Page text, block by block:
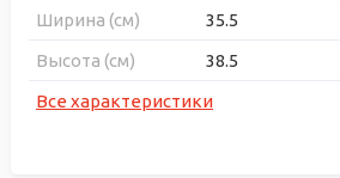
Ширина (см)
35.5
Высота (см)
38.5
Все характеристики